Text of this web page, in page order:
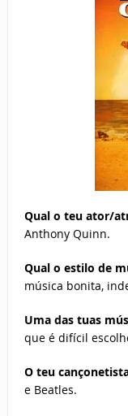
Qual o teu ator/
Anthony Quinn.
Qual o estilo de
música bonita,
Uma das tuas
que é difícil
O teu
e Beatles.